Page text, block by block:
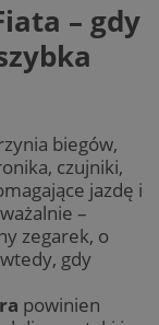
– gdy
biegów,
czujniki,
jazdę i
–
zegarek, o
gdy
powinien